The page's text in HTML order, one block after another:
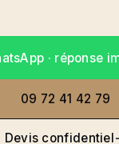
· réponse
09 72 41 42 79
Devis confidentiel